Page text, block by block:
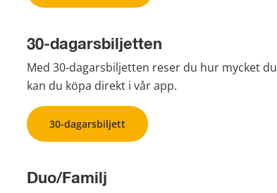
30-dagarsbiljetten
Med 30-dagarsbiljetten reser du hur mycket
kan du köpa direkt i vår app.
30-dagarsbiljett
Duo/Familj